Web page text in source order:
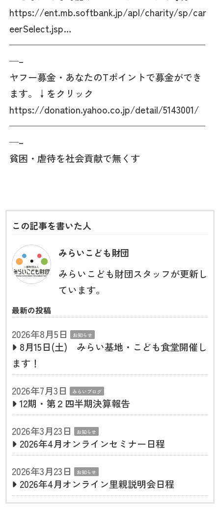
https://ent.mb.softbank.jp/apl/charity/sp/car
eerSelect.jsp…
—————————————————————
—–
ヤフー募金・あなたのTポイントで募金ができ
ます。↓をクリック
https://donation.yahoo.co.jp/detail/5143001/
—————————————————————
—–
貧困・虐待を社会貢献で無くす
この記事を書いた人
みらいこども財団
みらいこども財団スタッフが更新し
ています。
最新の投稿
2026年8月5日 お知らせ
8月15日(土) みらい基地・こども食堂開催し
ます！
2026年7月3日
みらいブログ
12期・第２四半期決算報告
2026年3月23日
お知らせ
2026年4月オンラインセミナー日程
2026年3月23日
お知らせ
2026年4月オンライン里親説明会日程